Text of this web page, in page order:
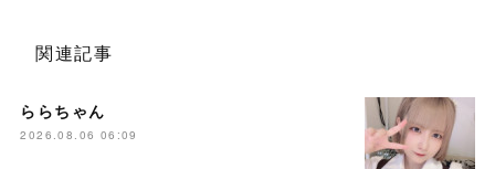
関連記事
ららちゃん
2026.08.06 06:09